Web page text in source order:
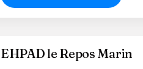
EHPAD le Repos Marin